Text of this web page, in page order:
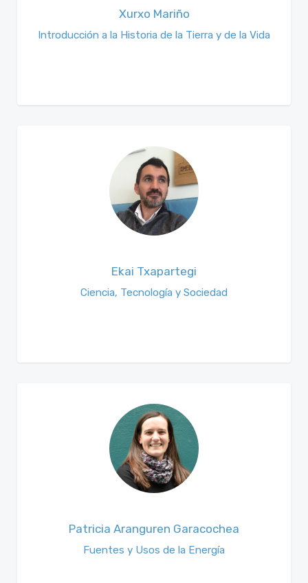
Xurxo Mariño
Introducción a la Historia de la Tierra y de la Vida
Ekai Txapartegi
Ciencia, Tecnología y Sociedad
Patricia Aranguren Garacochea
Fuentes y Usos de la Energía